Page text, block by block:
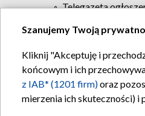
Telegazeta
Szanujemy Twoją
Kliknij "Akceptuję i
końcowym i ich
z IAB* (1201 firm)oraz
mierzenia ich skuteczności) i